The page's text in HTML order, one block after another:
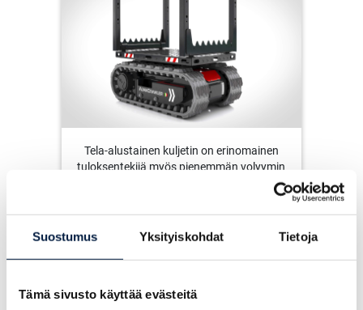
Suostumus Yksityiskohdat Tietoja
Tämä sivusto käyttää evästeitä
Tela-alustainen kuljetin on erinomainen
tuloksentekijä myös pienemmän volyymin
turvalliseen kuljettamiseen.